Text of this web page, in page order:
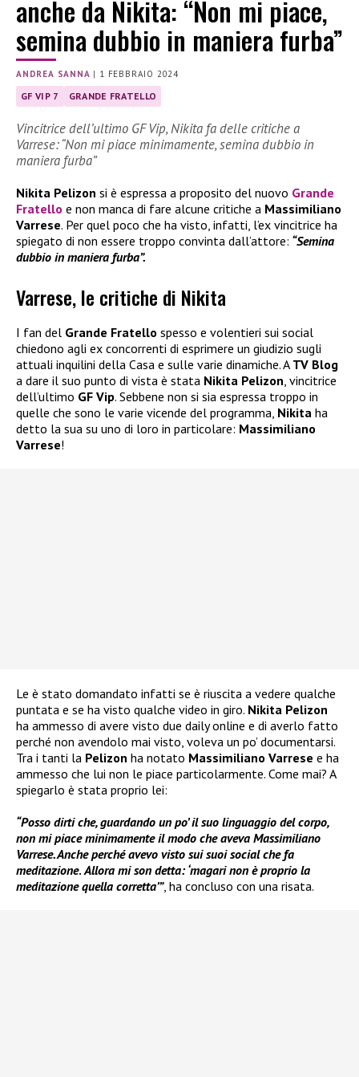
anche da Nikita: “Non mi piace,
semina dubbio in maniera furba”
ANDREA SANNA | 1 FEBBRAIO 2024
GF VIP 7 GRANDE FRATELLO
Vincitrice dell’ultimo GF Vip, Nikita fa delle critiche a
Varrese: “Non mi piace minimamente, semina dubbio in
maniera furba”
Nikita Pelizon si è espressa a proposito del nuovo Grande
Fratello e non manca di fare alcune critiche a Massimiliano
Varrese. Per quel poco che ha visto, infatti, l’ex vincitrice ha
spiegato di non essere troppo convinta dall’attore: “Semina
dubbio in maniera furba”.
Varrese, le critiche di Nikita
I fan del Grande Fratello spesso e volentieri sui social
chiedono agli ex concorrenti di esprimere un giudizio sugli
attuali inquilini della Casa e sulle varie dinamiche. A TV Blog
a dare il suo punto di vista è stata Nikita Pelizon , vincitrice
dell’ultimo GF Vip. Sebbene non si sia espressa troppo in
quelle che sono le varie vicende del programma, Nikita ha
detto la sua su uno di loro in particolare: Massimiliano
Varrese!
Le è stato domandato infatti se è riuscita a vedere qualche
puntata e se ha visto qualche video in giro. Nikita Pelizon
ha ammesso di avere visto due daily online e di averlo fatto
perché non avendolo mai visto, voleva un po’ documentarsi.
Tra i tanti la Pelizon ha notato Massimiliano Varrese e ha
ammesso che lui non le piace particolarmente. Come mai? A
spiegarlo è stata proprio lei:
“Posso dirti che, guardando un po’ il suo linguaggio del corpo,
non mi piace minimamente il modo che aveva Massimiliano
Varrese. Anche perché avevo visto sui suoi social che fa
meditazione. Allora mi son detta: ‘magari non è proprio la
meditazione quella corretta’”, ha concluso con una risata.